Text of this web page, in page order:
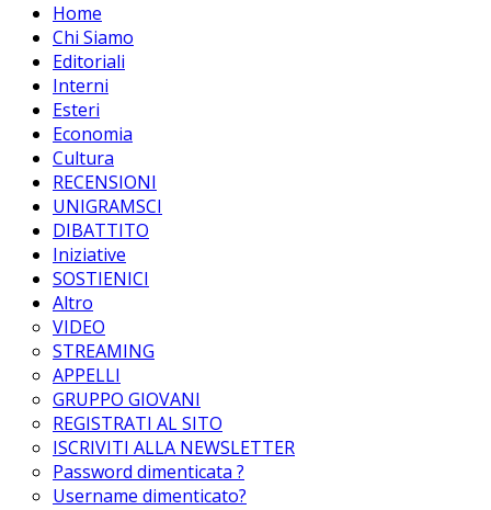
Home
Chi Siamo
Editoriali
Interni
Esteri
Economia
Cultura
RECENSIONI
UNIGRAMSCI
DIBATTITO
Iniziative
SOSTIENICI
Altro
VIDEO
STREAMING
APPELLI
GRUPPO GIOVANI
REGISTRATI AL SITO
ISCRIVITI ALLA NEWSLETTER
Password dimenticata ?
Username dimenticato?